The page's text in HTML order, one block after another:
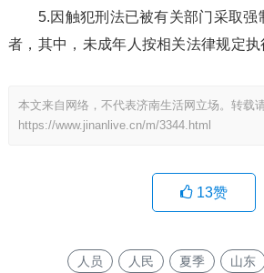
5.因触犯刑法已被有关部门采取强
者，其中，未成年人按相关法律规定执
本文来自网络，不代表济南生活网立场。转载
https://www.jinanlive.cn/m/3344.html
13赞
人员 人民 夏季 山东